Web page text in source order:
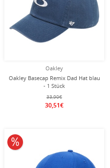
Oakley
Oakley Basecap Remix Dad Hat blau
- 1 Stück
33,90€
30,51€
10% reduziert